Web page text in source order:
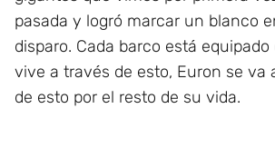
pasada y logró marcar un blanco
disparo. Cada barco está
vive a través de esto, Euron se va
de esto por el resto de su vida.